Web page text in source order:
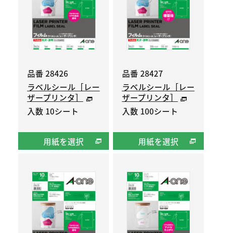
品番 28426
ラベルシール［レー
ザープリンタ］
入数 10シート
用紙を選択
品番 28427
ラベルシール［レー
ザープリンタ］
入数 100シート
用紙を選択